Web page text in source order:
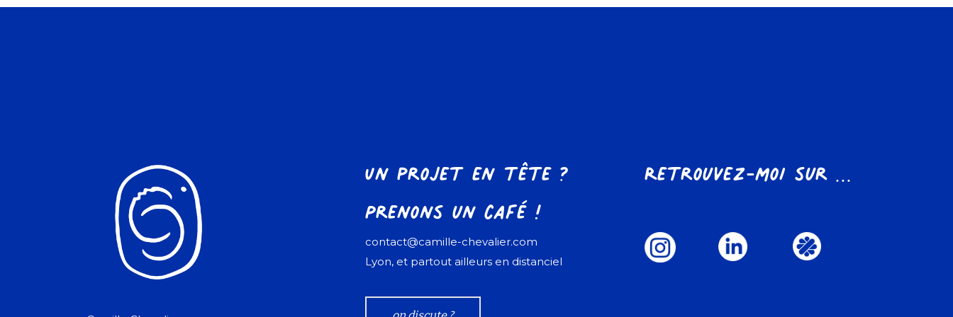
Un projet en tête ?
Prenons un café !
contact@camille-chevalier.com
Lyon, et partout ailleurs en distanciel
Retrouvez-moi sur ...